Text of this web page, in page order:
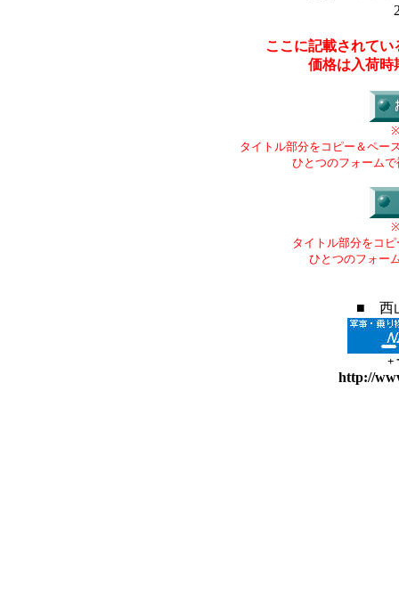
ここに記載されて
価格は入荷時
タイトル部分をコピー＆ペー
ひとつのフォーム
タイトル部分をコ
ひとつのフォー
■ 西
+
http://